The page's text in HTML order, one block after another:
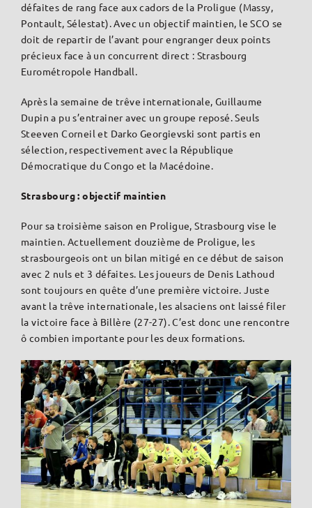
défaites de rang face aux cadors de la Proligue (Massy,
Pontault, Sélestat). Avec un objectif maintien, le SCO se
doit de repartir de l’avant pour engranger deux points
précieux face à un concurrent direct : Strasbourg
Eurométropole Handball.
Après la semaine de trêve internationale, Guillaume
Dupin a pu s’entrainer avec un groupe reposé. Seuls
Steeven Corneil et Darko Georgievski sont partis en
sélection, respectivement avec la République
Démocratique du Congo et la Macédoine.
Strasbourg : objectif maintien
Pour sa troisième saison en Proligue, Strasbourg vise le
maintien. Actuellement douzième de Proligue, les
strasbourgeois ont un bilan mitigé en ce début de saison
avec 2 nuls et 3 défaites. Les joueurs de Denis Lathoud
sont toujours en quête d’une première victoire. Juste
avant la trêve internationale, les alsaciens ont laissé filer
la victoire face à Billère (27-27). C’est donc une rencontre
ô combien importante pour les deux formations.